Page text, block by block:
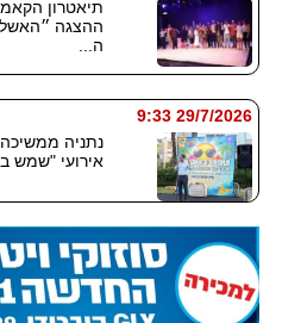
תיאטרון
ההצגה
ה...
29/7/2026 9:33
נתניה
אירועי "שמש